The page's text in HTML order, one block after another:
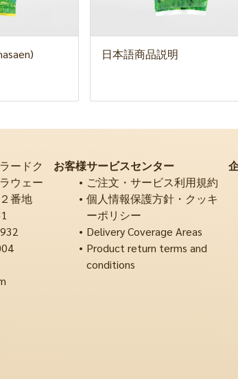
日本語商品説明
ードク
ウェー
番地
お客様サービスセンター
ご注文・サービス利用規約
個人情報保護方針・クッキ
ーポリシー
Delivery Coverage Areas
Product return terms and
conditions